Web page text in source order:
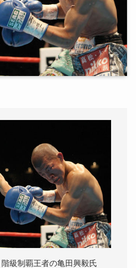
級制覇王者の亀田興毅氏